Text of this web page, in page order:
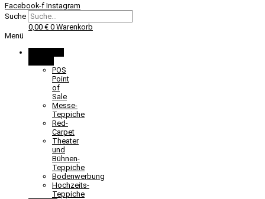
Facebook-f Instagram
Suche
0,00 € 0 Warenkorb
Menü
POS
Point
of
Sale
Messe-
Teppiche
Red-
Carpet
Theater
und
Bühnen-
Teppiche
Bodenwerbung
Hochzeits-
Teppiche